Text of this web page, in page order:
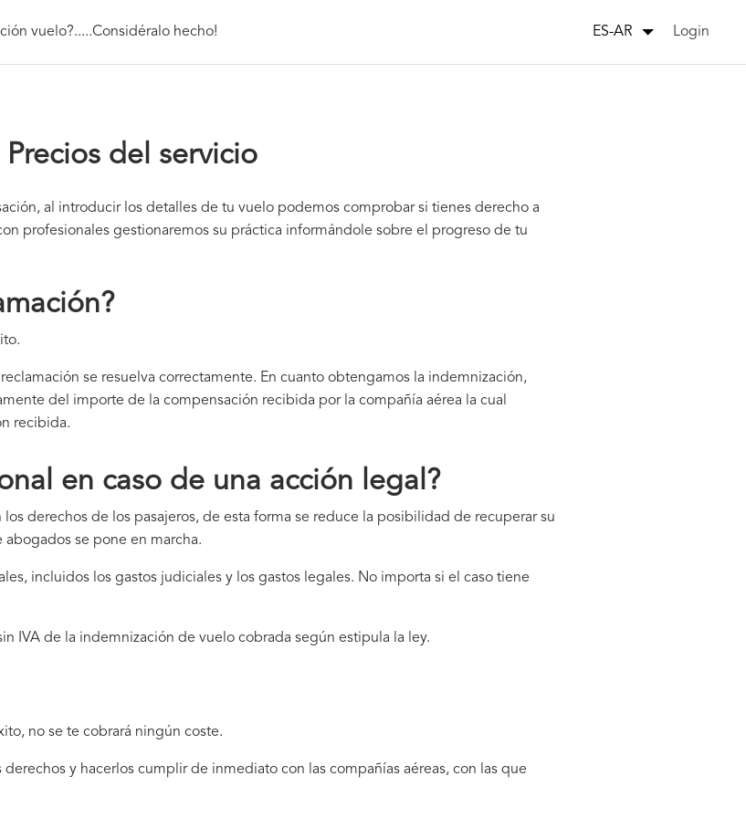
vuelo?.....Considéralo hecho! ES-AR Login
Precios del servicio
al introducir los detalles de tu vuelo podemos comprobar si tienes derecho a
profesionales gestionaremos su práctica informándole sobre el progreso de tu
se resuelva correctamente. En cuanto obtengamos la indemnización,
del importe de la compensación recibida por la compañía aérea la cual
recibida.
en caso de una acción legal?
derechos de los pasajeros, de esta forma se reduce la posibilidad de recuperar su
se pone en marcha.
incluidos los gastos judiciales y los gastos legales. No importa si el caso tiene
IVA de la indemnización de vuelo cobrada según estipula la ley.
no se te cobrará ningún coste.
y hacerlos cumplir de inmediato con las compañías aéreas, con las que